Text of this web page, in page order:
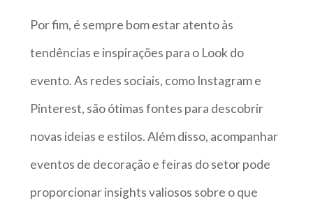
Por fim, é sempre bom estar atento às
tendências e inspirações para o Look do
evento. As redes sociais, como Instagram e
Pinterest, são ótimas fontes para descobrir
novas ideias e estilos. Além disso, acompanhar
eventos de decoração e feiras do setor pode
proporcionar insights valiosos sobre o que